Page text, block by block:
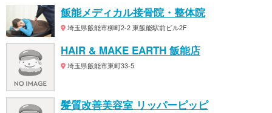
飯能メディカル接骨院・整体院
埼玉県飯能市柳町2-2 東飯能駅前ビル2F
HAIR & MAKE EARTH 飯能店
埼玉県飯能市東町33-5
髪質改善美容室 リッパーピッピ